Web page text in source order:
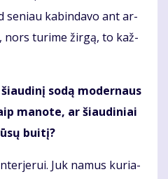
se­niau ka­bin­da­vo ant ar­
nors tu­ri­me žir­gą, to kaž­
so­dą mo­der­naus
ma­no­te, ar šiau­di­niai
bui­tį?
Juk na­mus ku­ria­